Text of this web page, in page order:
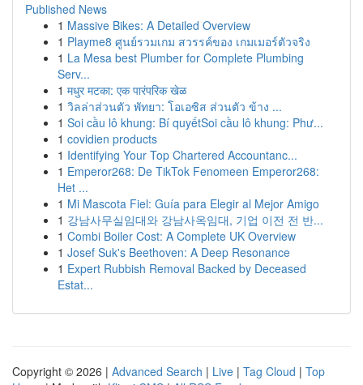
Published News
1 Massive Bikes: A Detailed Overview
1 Playme8 ศูนย์รวมเกม สวรรค์ของ เกมเมอร์ตัวจริง
1 La Mesa best Plumber for Complete Plumbing
Serv...
1 मधुर मटका: एक पारंपरिक खेळ
1 วิลล่าส่วนตัว พัทยา: โอเอซิส ส่วนตัว ข้าง ...
1 Soi cầu lô khung: Bí quyếtSoi cầu lô khung: Phư...
1 covidien products
1 Identifying Your Top Chartered Accountanc...
1 Emperor268: De TikTok Fenomeen Emperor268:
Het ...
1 Mi Mascota Fiel: Guía para Elegir al Mejor Amigo
1 강남사무실임대와 강남사옥임대, 기업 이전 전 반...
1 Combi Boiler Cost: A Complete UK Overview
1 Josef Suk's Beethoven: A Deep Resonance
1 Expert Rubbish Removal Backed by Deceased
Estat...
Copyright © 2026 | Advanced Search | Live | Tag Cloud | Top